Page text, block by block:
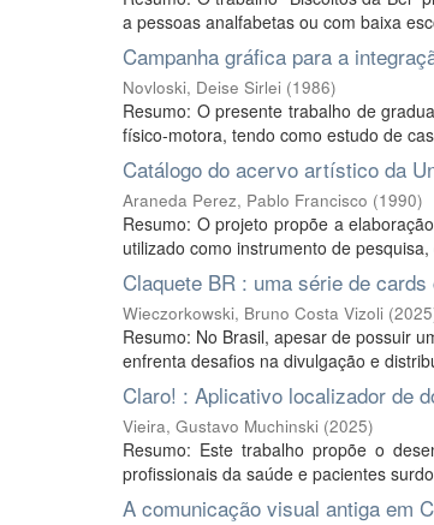
a pessoas analfabetas ou com baixa
Campanha gráfica para a
Novloski, Deise Sirlei (1986)
Resumo: O presente trabalho de
físico-motora, tendo como estudo de
Catálogo do acervo artístico da
Araneda Perez, Pablo Francisco (1990)
Resumo: O projeto propõe a
utilizado como instrumento de
Claquete BR : uma série de
Wieczorkowski, Bruno Costa Vizoli (2025
Resumo: No Brasil, apesar de possuir
enfrenta desafios na divulgação e
Claro! : Aplicativo localizador de
Vieira, Gustavo Muchinski (2025)
Resumo: Este trabalho propõe o
profissionais da saúde e pacientes
A comunicação visual antiga em